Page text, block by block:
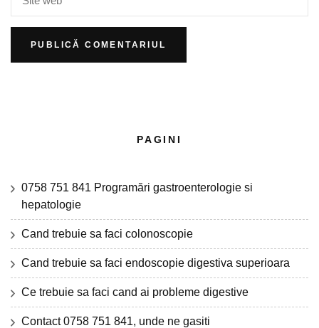
PAGINI
0758 751 841 Programări gastroenterologie si
hepatologie
Cand trebuie sa faci colonoscopie
Cand trebuie sa faci endoscopie digestiva superioara
Ce trebuie sa faci cand ai probleme digestive
Contact 0758 751 841, unde ne gasiti